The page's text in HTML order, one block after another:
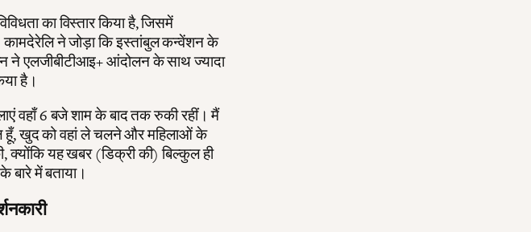
का विस्तार किया है, जिसमें
कामदेरेलि ने जोड़ा कि इस्तांबुल कन्वेंशन के
ने एलजीबीटीआइ+ आंदोलन के साथ ज्यादा
है।
वहाँ 6 बजे शाम के बाद तक रुकी रहीं। मैं
हूँ, खुद को वहां ले चलने और महिलाओं के
यह खबर (डिक्री की) बिल्कुल ही
बारे में बताया।